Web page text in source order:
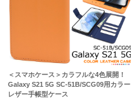
＜スマホケース＞カラフルな4色展開！
Galaxy S21 5G SC-51B/SCG09用カラー
レザー手帳型ケース